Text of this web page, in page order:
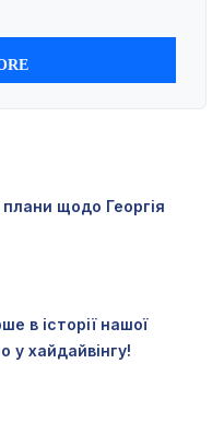
щодо Георгія
в історії нашої
у хайдайвінгу!